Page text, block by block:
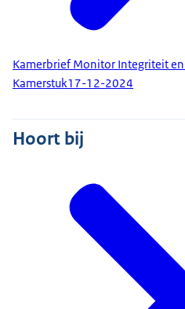
Kamerbrief Monitor Integriteit
Kamerstuk17-12-2024
Hoort bij